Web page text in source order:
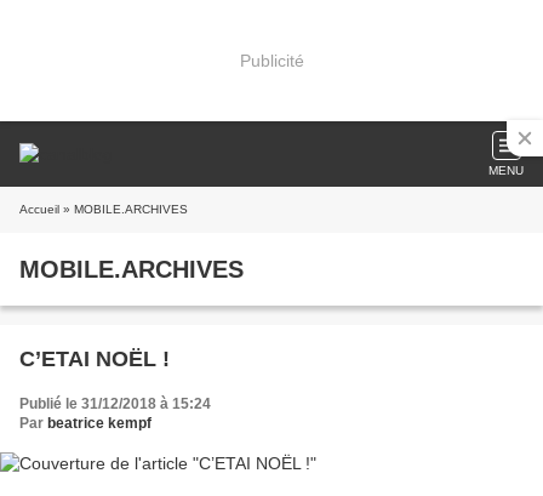
Publicité
MENU
Accueil » MOBILE.ARCHIVES
MOBILE.ARCHIVES
C’ETAI NOËL !
Publié le 31/12/2018 à 15:24
Par beatrice kempf